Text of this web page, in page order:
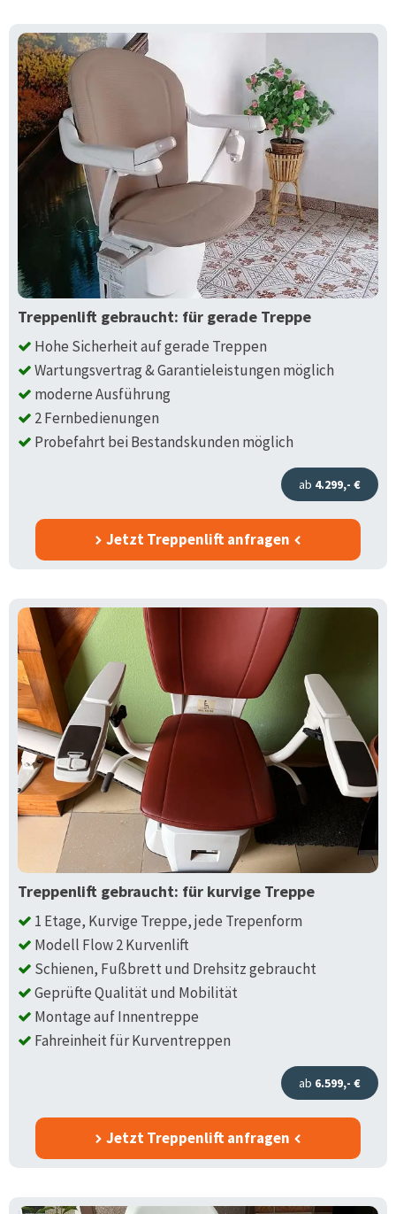
Treppenlift gebraucht: für gerade Treppe
Hohe Sicherheit auf gerade Treppen
Wartungsvertrag & Garantieleistungen möglich
moderne Ausführung
2 Fernbedienungen
Probefahrt bei Bestandskunden möglich
ab 4.299,- €
Jetzt Treppenlift anfragen
Treppenlift gebraucht: für kurvige Treppe
1 Etage, Kurvige Treppe, jede Trepenform
Modell Flow 2 Kurvenlift
Schienen, Fußbrett und Drehsitz gebraucht
Geprüfte Qualität und Mobilität
Montage auf Innentreppe
Fahreinheit für Kurventreppen
ab 6.599,- €
Jetzt Treppenlift anfragen